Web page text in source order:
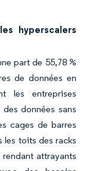
hyperscalers
part de 55,78 %
de données en
les entreprises
données sans
cages de barres
les toits des racks
attrayants